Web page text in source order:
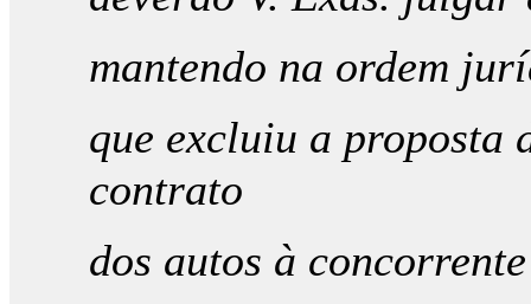
mantendo na ordem
que excluiu a proposta
contrato
dos autos à